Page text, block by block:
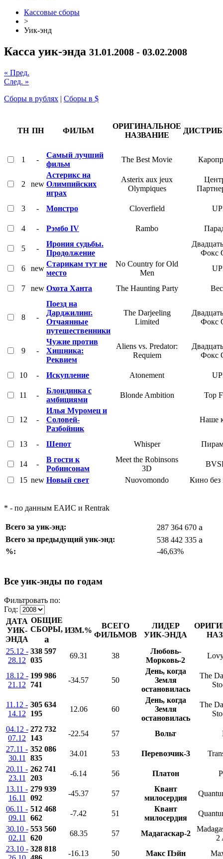
Кассовые сборы
>
Уик-энд
Касса уик-энда 31.01.2008 - 03.02.2008
« Пред.
След. »
Сборы в рублях | Сборы в $
ТН ПН ФИЛЬМ
ОРИГИНАЛЬНОЕ
НАЗВАНИЕ
1 -
Самый лучший
фильм
The Best Movie
2 new
Астерикс на
Олимпийских
играх
Asterix aux jeux
Olympiques
3 - Монстро Cloverfield
4 - Рэмбо IV Rambo
5 -
Ирония судьбы.
Продолжение
Фокс
6
new
Старикам тут не
место
No Country for Old
Men
7 new Охота Ханта The Haunting Party
8 -
Поезд на
Дарджилинг.
Отчаянные
путешественники
The Darjeeling
Limited
Фокс
9 -
Чужие против
Хищника:
Реквием
Aliens vs. Predator:
Requiem
Фокс
10 - Искупление Atonement
11 -
Блондинка с
амбициями
Blonde Ambition Top
12 -
Илья Муромец и
Соловей-
Разбойник
Наше
13 - Шепот Whisper
14 -
В гости к
Робинсонам
Meet the Robinsons
3D
15 new Новый свет Nuovomondo Кино без
* - по данным ЕАИС и Rentrak
Всего за уик-энд: 287 364 670 a
Всего за предыдущий уик-энд: 538 442 335 a
%: -46,63%
Все уик-энды по годам
Фильтровать по:
Год:
ДАТА
УИК-
ЭНДА
ОБЩИЕ
СБОРЫ,
a
ИЗМ.%
ВСЕГО
ФИЛЬМОВ
ЛИДЕР
УИК-ЭНДА
25.12 -
28.12
338 597
035
69.31 38
Любовь-
Морковь-2
18.12 -
21.12
199 986
741
-34.57 50
День, когда
Земля
остановилась
The
11.12 -
14.12
305 634
195
12.06 60
День, когда
Земля
остановилась
The
04.12 -
07.12
272 732
143
-22.54 57 Вольт
27.11 -
30.11
352 086
835
34.01 53 Перевозчик-3
20.11 -
23.11
262 741
203
-6.14 56 Платон
13.11 -
16.11
279 939
092
-45.37 57
Квант
милосердия
06.11 -
09.11
512 468
662
-7.42 51
Квант
милосердия
30.10 -
02.11
553 560
620
68.35 57 Мадагаскар-2
2
23.10 - 328 818
-16.13 50 Макс Пэйн